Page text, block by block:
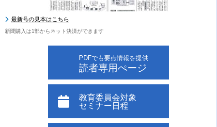
最新号の見本はこちら
新聞購入は1部からネット決済ができます
PDFでも要点情報を提供
読者専用ぺージ
教育委員会対象
セミナー日程